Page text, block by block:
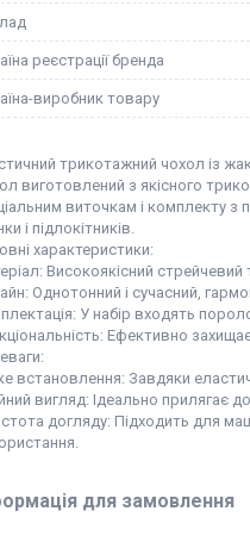
реєстрації бренда
виробник товару
трикотажний чохол із
виготовлений з якісного
виточкам і комплекту
і підлокітників.
характеристики:
Високоякісний
Однотонний і сучасний,
У набір входять
Ефективно
встановлення: Завдяки
вигляд: Ідеально прилягає
догляду: Підходить для
для замовлення